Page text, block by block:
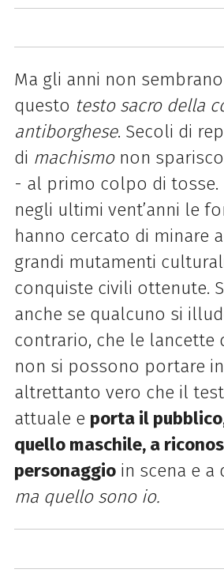
Ma gli anni non
questo testo sacro della
antiborghese. Secoli di
di machismonon
- al primo colpo di tosse.
negli ultimi vent’anni le
hanno cercato di minare
grandi mutamenti
conquiste civili ottenute.
anche se qualcuno si
contrario, che le lancette
non si possono portare
altrettanto vero che il
attuale e porta il
quello maschile, a
personaggioin scena e a
ma quello sono io.